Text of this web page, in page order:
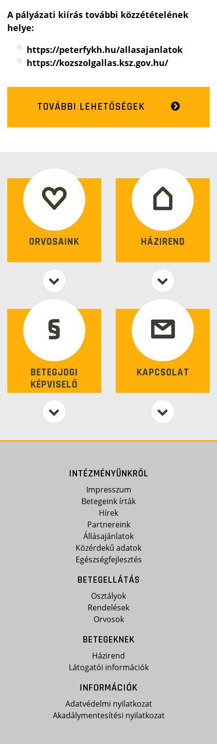
A pályázati kiírás további közzétételének
helye:
https://peterfykh.hu/allasajanlatok
https://kozszolgallas.ksz.gov.hu/
TOVÁBBI LEHETŐSÉGEK
ORVOSAINK HÁZIREND
BETEGJOGI
KÉPVISELŐ
KAPCSOLAT
INTÉZMÉNYÜNKRŐL
Impresszum
Betegeink írták
Hírek
Partnereink
Állásajánlatok
Közérdekű adatok
Egészségfejlesztés
BETEGELLÁTÁS
Osztályok
Rendelések
Orvosok
BETEGEKNEK
Házirend
Látogatói információk
INFORMÁCIÓK
Adatvédelmi nyilatkozat
Akadálymentesítési nyilatkozat